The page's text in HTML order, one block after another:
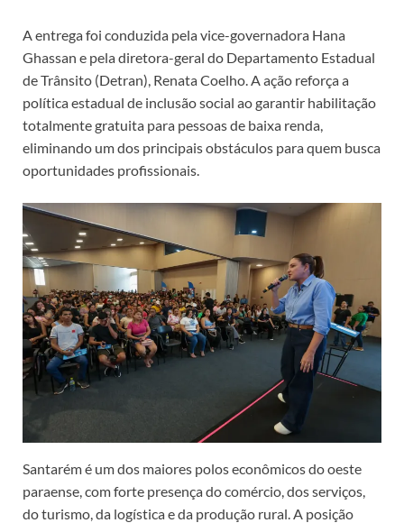
A entrega foi conduzida pela vice-governadora Hana
Ghassan e pela diretora-geral do Departamento Estadual
de Trânsito (Detran), Renata Coelho. A ação reforça a
política estadual de inclusão social ao garantir habilitação
totalmente gratuita para pessoas de baixa renda,
eliminando um dos principais obstáculos para quem busca
oportunidades profissionais.
Santarém é um dos maiores polos econômicos do oeste
paraense, com forte presença do comércio, dos serviços,
do turismo, da logística e da produção rural. A posição